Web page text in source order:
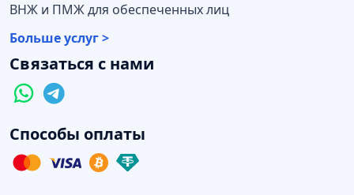
ВНЖ и ПМЖ для обеспеченных лиц
Больше услуг >
Связаться с нами
Способы оплаты